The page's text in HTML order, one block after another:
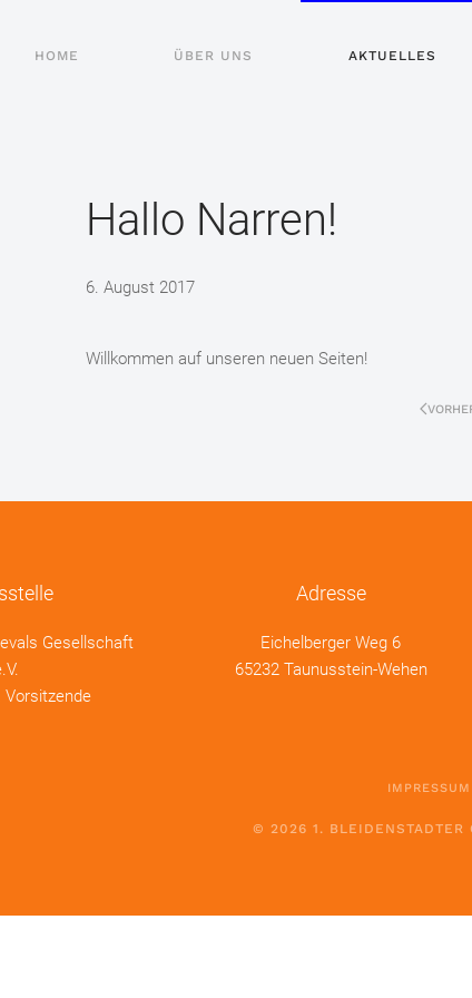
HOME ÜBER UNS AKTUELLES
Hallo Narren!
6. August 2017
Willkommen auf unseren neuen Seiten!
Gesellschaft
Adresse
Eichelberger Weg 6
65232 Taunusstein-Wehen
IMPRESSUM
© 2026 1. BLEIDENSTADTER